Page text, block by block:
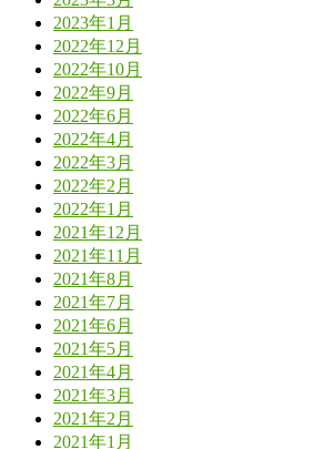
2023年1月
2022年12月
2022年10月
2022年9月
2022年6月
2022年4月
2022年3月
2022年2月
2022年1月
2021年12月
2021年11月
2021年8月
2021年7月
2021年6月
2021年5月
2021年4月
2021年3月
2021年2月
2021年1月